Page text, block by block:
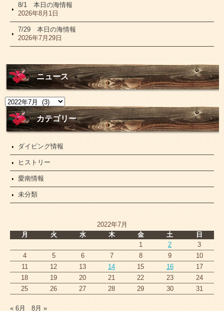
8/1 本日の海情報
2026年8月1日
7/29 本日の海情報
2026年7月29日
ニュース
ニ
ュ
ー
カテゴリー
ダイビング情報
ヒストリー
愛南情報
未分類
2022年7月
月
火 水 木 金 土
日
1
2
3
4
5 6 7 8 9
10
11
12 13 14 15 16
17
18
19 20 21 22 23
24
25
26 27 28 29 30 31
« 6月 8月 »